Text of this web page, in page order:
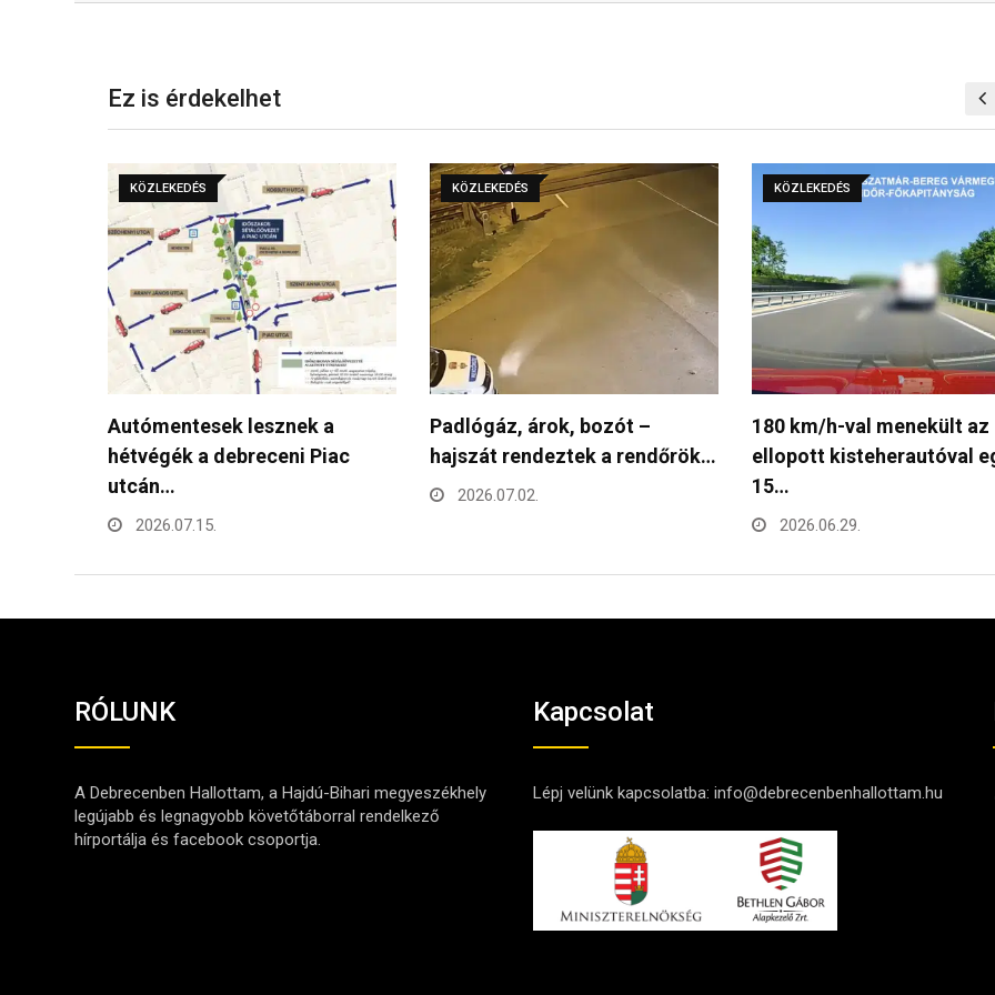
Ez is érdekelhet
KÖZLEKEDÉS
Padlógáz, árok, bozót –
hajszát rendeztek a rendőrök…
2026.07.02.
KÖZLEKEDÉS
180 km/h-val menekült az
ellopott kisteherautóval egy
15…
KÖZLEKEDÉS
Mi történt a józsai fix
traffipaxszal? A vihar…
2026.06.21.
RÓLUNK
A Debrecenben Hallottam, a Hajdú-Bihari megyeszékhely
legújabb és legnagyobb követőtáborral rendelkező
hírportálja és facebook csoportja.
Kapcsolat
Lépj velünk kapcsolatba:info@debrecenbenhallottam.hu